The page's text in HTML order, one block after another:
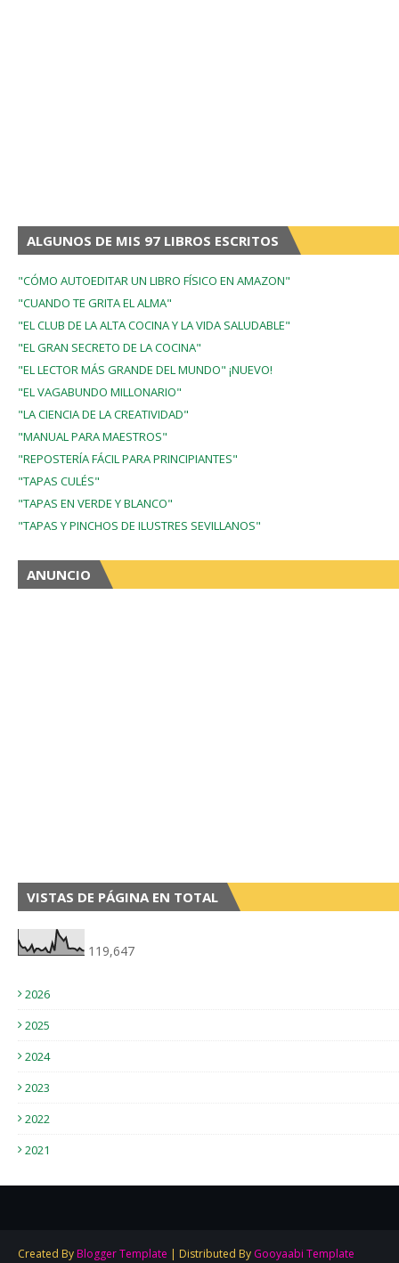
ALGUNOS DE MIS 97 LIBROS ESCRITOS
"CÓMO AUTOEDITAR UN LIBRO FÍSICO EN AMAZON"
"CUANDO TE GRITA EL ALMA"
"EL CLUB DE LA ALTA COCINA Y LA VIDA SALUDABLE"
"EL GRAN SECRETO DE LA COCINA"
"EL LECTOR MÁS GRANDE DEL MUNDO" ¡NUEVO!
"EL VAGABUNDO MILLONARIO"
"LA CIENCIA DE LA CREATIVIDAD"
"MANUAL PARA MAESTROS"
"REPOSTERÍA FÁCIL PARA PRINCIPIANTES"
"TAPAS CULÉS"
"TAPAS EN VERDE Y BLANCO"
"TAPAS Y PINCHOS DE ILUSTRES SEVILLANOS"
ANUNCIO
VISTAS DE PÁGINA EN TOTAL
119,647
2026
2025
2024
2023
2022
2021
Created By Blogger Template | Distributed By Gooyaabi Template